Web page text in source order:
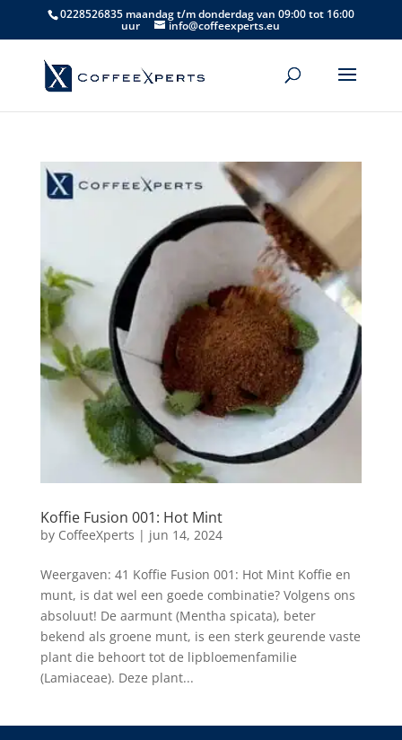
0228526835 maandag t/m donderdag van 09:00 tot 16:00
uur info@coffeexperts.eu
Koffie Fusion 001: Hot Mint
by CoffeeXperts | jun 14, 2024
Weergaven: 41 Koffie Fusion 001: Hot Mint Koffie en
munt, is dat wel een goede combinatie? Volgens ons
absoluut! De aarmunt (Mentha spicata), beter
bekend als groene munt, is een sterk geurende vaste
plant die behoort tot de lipbloemenfamilie
(Lamiaceae). Deze plant...